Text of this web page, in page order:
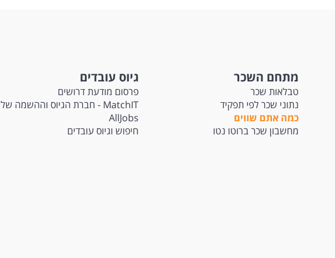
מתחם השכר
טבלאות שכר
נתוני שכר לפי תפקיד
כמה אתם שווים
מחשבון שכר ברוטו נטו
גיוס עובדים
פרסום מודעת דרושים
MatchIT - חברת הגיוס וההשמה של
AllJobs
חיפוש וגיוס עובדים